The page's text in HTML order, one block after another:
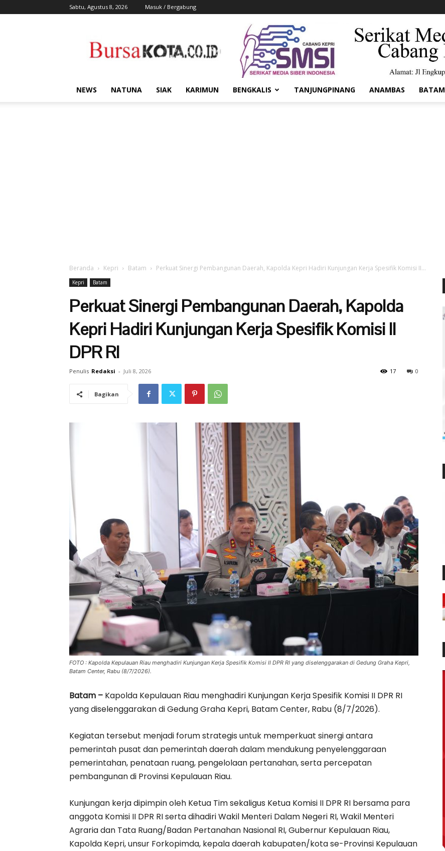
Sabtu, Agustus 8, 2026 Masuk / Bergabung
Kota
NEWS NATUNA SIAK KARIMUN BENGKALIS TANJUNGPINANG ANAMBAS BATAM
Beranda Kepri Batam Perkuat Sinergi Pembangunan Daerah, Kapolda Kepri Hadiri Kunjungan Kerja Spesifik Komisi II...
Kepri Batam
Perkuat Sinergi Pembangunan Daerah, Kapolda
Kepri Hadiri Kunjungan Kerja Spesifik Komisi II
DPR RI
Penulis Redaksi - Juli 8, 2026 0
17
Bagikan
FOTO : Kapolda Kepulauan Riau menghadiri Kunjungan Kerja Spesifik Komisi II DPR RI yang diselenggarakan di Gedung Graha Kepri,
Batam Center, Rabu (8/7/2026).
Batam – Kapolda Kepulauan Riau menghadiri Kunjungan Kerja Spesifik Komisi II DPR RI
yang diselenggarakan di Gedung Graha Kepri, Batam Center, Rabu (8/7/2026).
Kegiatan tersebut menjadi forum strategis untuk memperkuat sinergi antara
pemerintah pusat dan pemerintah daerah dalam mendukung penyelenggaraan
pemerintahan, penataan ruang, pengelolaan pertanahan, serta percepatan
pembangunan di Provinsi Kepulauan Riau.
Kunjungan kerja dipimpin oleh Ketua Tim sekaligus Ketua Komisi II DPR RI bersama para
anggota Komisi II DPR RI serta dihadiri Wakil Menteri Dalam Negeri RI, Wakil Menteri
Agraria dan Tata Ruang/Badan Pertanahan Nasional RI, Gubernur Kepulauan Riau,
Kapolda Kepri, unsur Forkopimda, kepala daerah kabupaten/kota se-Provinsi Kepulauan